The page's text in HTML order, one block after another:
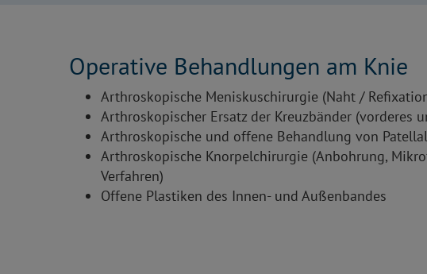
Operative Behandlungen am Knie
Arthroskopische Meniskuschirurgie (Naht /
Arthroskopischer Ersatz der Kreuzbänder (vorderes
Arthroskopische und offene Behandlung von
Arthroskopische Knorpelchirurgie (Anbohrung,
Verfahren)
Offene Plastiken des Innen- und Außenbandes